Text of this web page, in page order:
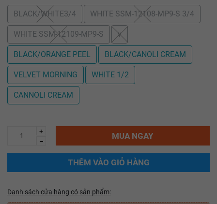
BLACK/WHITE3/4 WHITE SSM-12108-MP9-S 3/4
WHITE SSM-12109-MP9-S v
BLACK/ORANGE PEEL BLACK/CANOLI CREAM
VELVET MORNING WHITE 1/2
CANNOLI CREAM
+
–
MUA NGAY
THÊM VÀO GIỎ HÀNG
Danh sách cửa hàng có sản phẩm: